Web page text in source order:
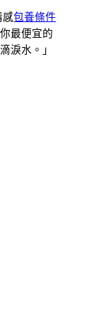
感包養條件
最便宜的
淚水。」